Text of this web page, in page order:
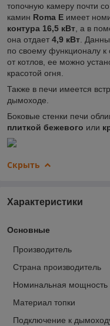
топочную камеру почти
камин Roma E имеет
контура 16,5 кВт , а в
она отдает 4,9 кВт .
по своему функционалу к
от котлов, ее можно
красотой огня.
Также в печи имеется
дымоходе.
Боковые стенки печи
плиткой бежевого или
Скрыть
Характеристики
Основные
Производитель
Страна производитель
Номинальная мощность
Материал топки
Подключение к